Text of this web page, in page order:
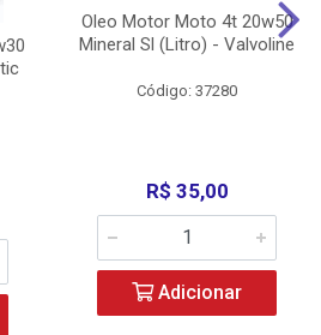
Oleo Motor Moto 4t 20w50
Mineral Sl (Litro) - Valvoline
Código: 37280
R$ 35,00
Adicionar